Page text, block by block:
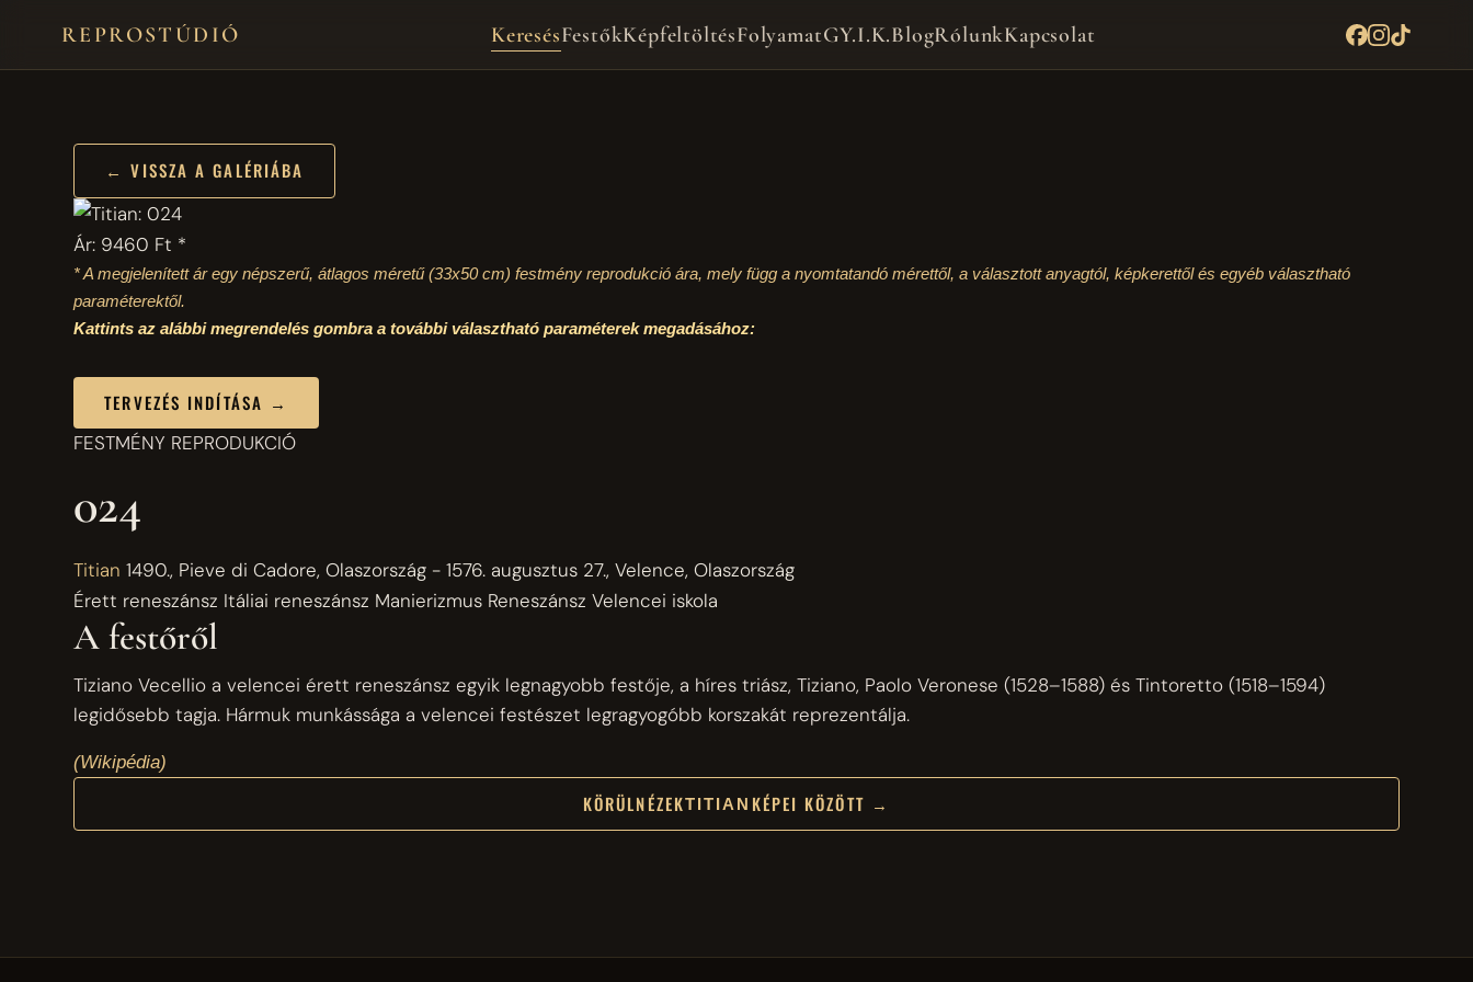
REPROSTÚDIÓ KeresésFestőkKépfeltöltésFolyamatGY.I.K.BlogRólunkKapcsolat
← VISSZA A GALÉRIÁBA
Ár: 9460 Ft *
* A megjelenített ár egy népszerű, átlagos méretű(33x50 cm) festmény reprodukció ára, mely függ a nyomtatandó mérettől, a választott anyagtól, képkerettől és egyéb választható
paraméterektől.
Kattints az alábbi megrendelés gombra a további választható paraméterek megadásához:
TERVEZÉS INDÍTÁSA →
FESTMÉNY REPRODUKCIÓ
024
Titian1490., Pieve di Cadore, Olaszország - 1576. augusztus 27., Velence, Olaszország
Érett reneszánsz Itáliai reneszánsz Manierizmus Reneszánsz Velencei iskola
A festőről
Tiziano Vecellio a velencei érett reneszánsz egyik legnagyobb festője, a híres triász, Tiziano, Paolo Veronese (1528–1588) és Tintoretto (1518–1594)
legidősebb tagja. Hármuk munkássága a velencei festészet legragyogóbb korszakát reprezentálja.
(Wikipédia)
KÖRÜLNÉZEKTITIAN KÉPEI KÖZÖTT →